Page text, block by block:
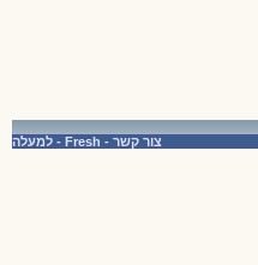
צור קשר -
Fresh
- למעלה